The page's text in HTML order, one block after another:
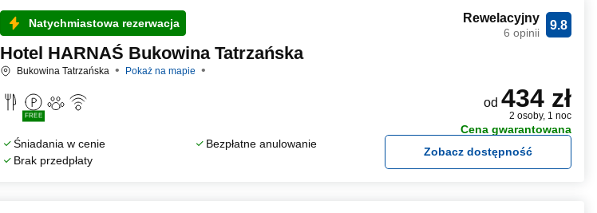
Natychmiastowa rezerwacja
Hotel HARNAŚ Bukowina Tatrzańska
Bukowina Tatrzańska Pokaż na mapie
FREE
Śniadania w cenie
Bezpłatne anulowanie
Brak przedpłaty
9.8
Rewelacyjny
6 opinii
od 434 zł
2 osoby, 1 noc
Cena gwarantowana
Zobacz dostępność